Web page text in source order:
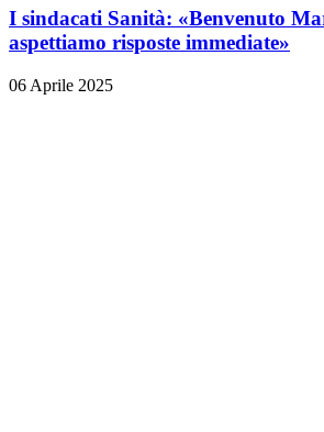
I sindacati Sanità: «Benvenuto
aspettiamo risposte immediate»
06 Aprile 2025